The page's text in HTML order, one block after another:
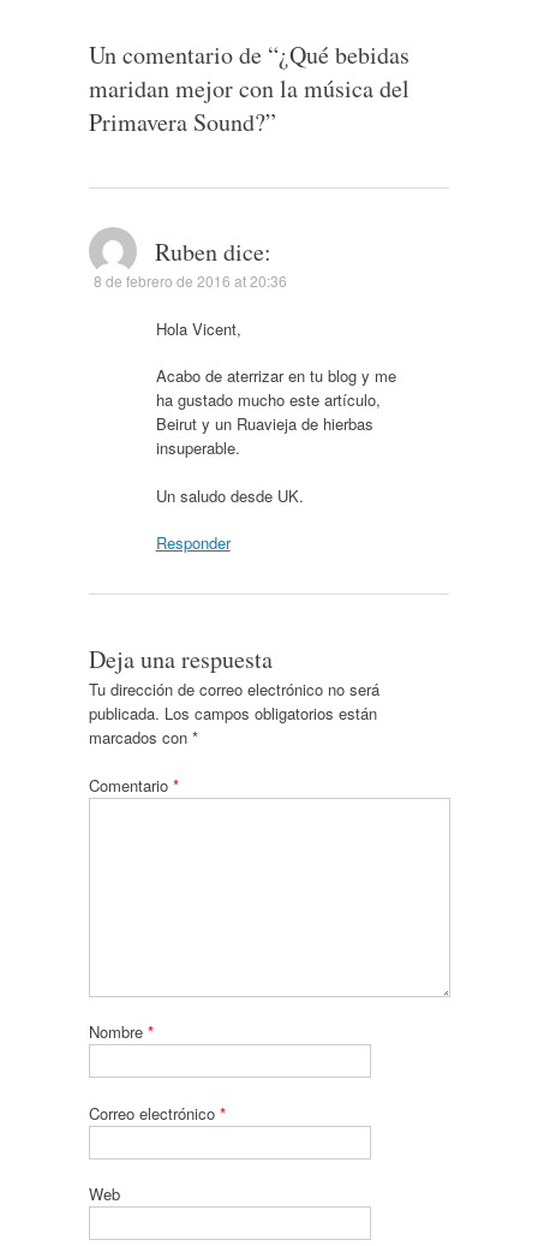
Un comentario de “¿Qué bebidas
maridan mejor con la música del
Primavera Sound?”
Ruben dice:
8 de febrero de 2016 at 20:36
Hola Vicent,
Acabo de aterrizar en tu blog y me
ha gustado mucho este artículo,
Beirut y un Ruavieja de hierbas
insuperable.
Un saludo desde UK.
Responder
Deja una respuesta
Tu dirección de correo electrónico no será
publicada. Los campos obligatorios están
marcados con *
Comentario *
Nombre *
Correo electrónico *
Web